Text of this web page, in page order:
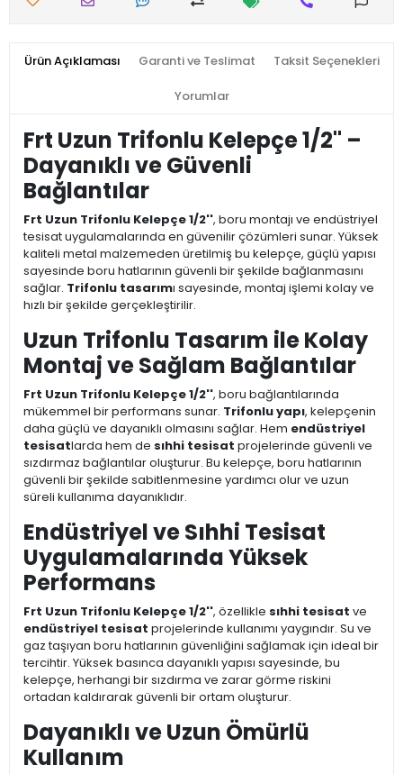
Ürün Açıklaması Garanti ve Teslimat Taksit Seçenekleri
Yorumlar
Frt Uzun Trifonlu Kelepçe 1/2'' –
Dayanıklı ve Güvenli
Bağlantılar
Frt Uzun Trifonlu Kelepçe 1/2'', boru montajı ve endüstriyel
tesisat uygulamalarında en güvenilir çözümleri sunar. Yüksek
kaliteli metal malzemeden üretilmiş bu kelepçe, güçlü yapısı
sayesinde boru hatlarının güvenli bir şekilde bağlanmasını
sağlar. Trifonlu tasarımı sayesinde, montaj işlemi kolay ve
hızlı bir şekilde gerçekleştirilir.
Uzun Trifonlu Tasarım ile Kolay
Montaj ve Sağlam Bağlantılar
Frt Uzun Trifonlu Kelepçe 1/2'', boru bağlantılarında
mükemmel bir performans sunar. Trifonlu yapı, kelepçenin
daha güçlü ve dayanıklı olmasını sağlar. Hem endüstriyel
tesisatlarda hem de sıhhi tesisat projelerinde güvenli ve
sızdırmaz bağlantılar oluşturur. Bu kelepçe, boru hatlarının
güvenli bir şekilde sabitlenmesine yardımcı olur ve uzun
süreli kullanıma dayanıklıdır.
Endüstriyel ve Sıhhi Tesisat
Uygulamalarında Yüksek
Performans
Frt Uzun Trifonlu Kelepçe 1/2'', özellikle sıhhi tesisat ve
endüstriyel tesisat projelerinde kullanımı yaygındır. Su ve
gaz taşıyan boru hatlarının güvenliğini sağlamak için ideal bir
tercihtir. Yüksek basınca dayanıklı yapısı sayesinde, bu
kelepçe, herhangi bir sızdırma ve zarar görme riskini
ortadan kaldırarak güvenli bir ortam oluşturur.
Dayanıklı ve Uzun Ömürlü
Kullanım